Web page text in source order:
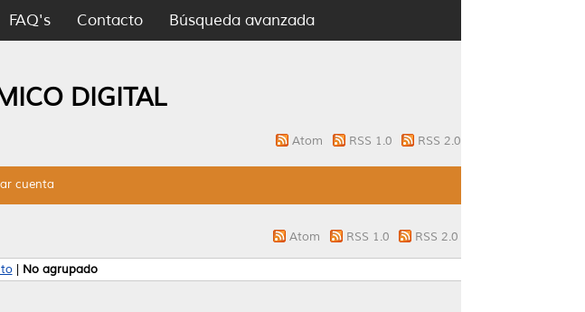
FAQ's Contacto Búsqueda avanzada
DIGITAL
Atom RSS 1.0 RSS 2.0
cuenta
Atom RSS 1.0 RSS 2.0
| No agrupado